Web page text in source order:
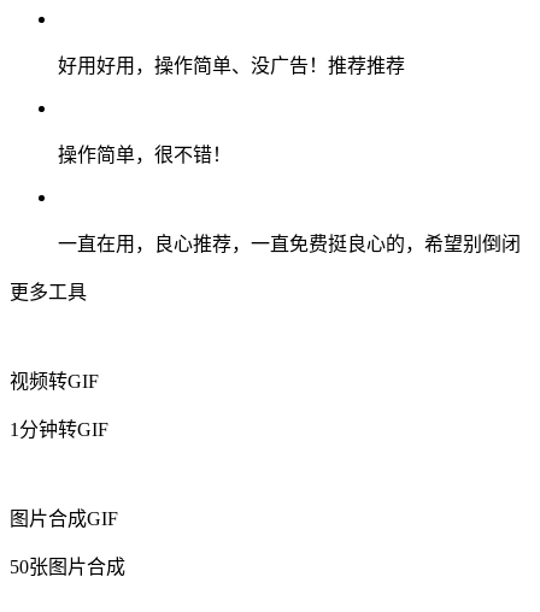
好用好用，操作简单、没广告！推荐推荐
操作简单，很不错！
一直在用，良心推荐，一直免费挺良心的，希望别倒闭
更多工具
视频转GIF
1分钟转GIF
图片合成GIF
50张图片合成